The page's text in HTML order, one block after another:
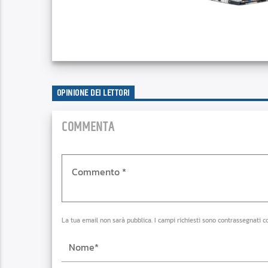
OPINIONE DEI LETTORI
COMMENTA
La tua email non sarà pubblica. I campi richiesti sono contrassegnati